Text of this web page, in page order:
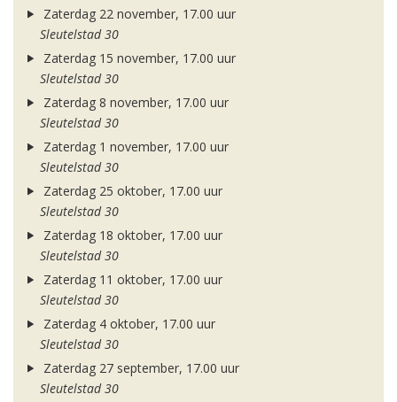
Zaterdag 22 november, 17.00 uur
Sleutelstad 30
Zaterdag 15 november, 17.00 uur
Sleutelstad 30
Zaterdag 8 november, 17.00 uur
Sleutelstad 30
Zaterdag 1 november, 17.00 uur
Sleutelstad 30
Zaterdag 25 oktober, 17.00 uur
Sleutelstad 30
Zaterdag 18 oktober, 17.00 uur
Sleutelstad 30
Zaterdag 11 oktober, 17.00 uur
Sleutelstad 30
Zaterdag 4 oktober, 17.00 uur
Sleutelstad 30
Zaterdag 27 september, 17.00 uur
Sleutelstad 30